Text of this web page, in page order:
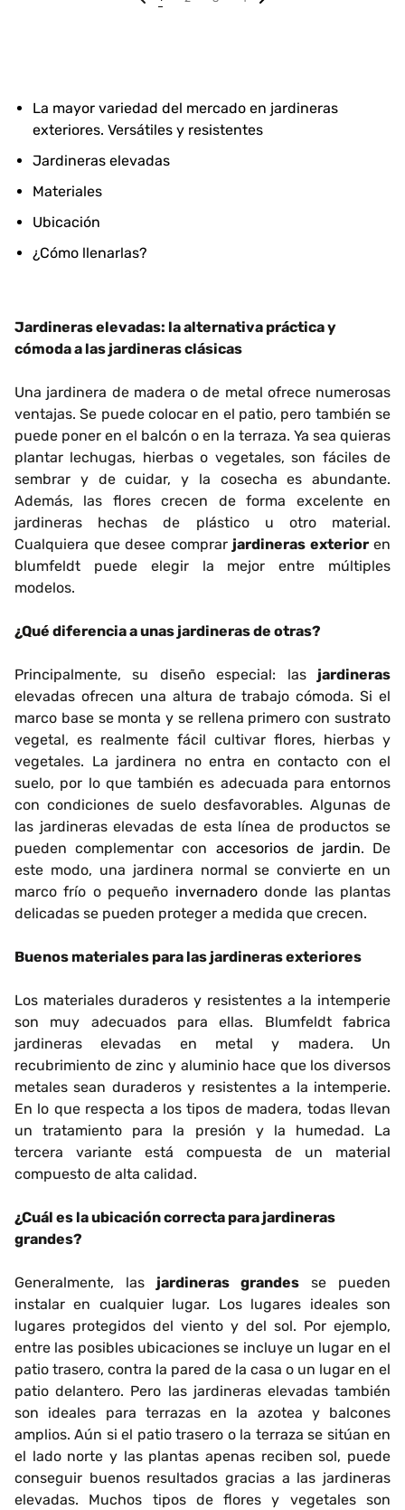
La mayor variedad del mercado en jardineras
exteriores. Versátiles y resistentes
Jardineras elevadas
Materiales
Ubicación
¿Cómo llenarlas?
Jardineras elevadas: la alternativa práctica y
cómoda a las jardineras clásicas
Una jardinera de madera o de metal ofrece numerosas
ventajas. Se puede colocar en el patio, pero también se
puede poner en el balcón o en la terraza. Ya sea quieras
plantar lechugas, hierbas o vegetales, son fáciles de
sembrar y de cuidar, y la cosecha es abundante.
Además, las flores crecen de forma excelente en
jardineras hechas de plástico u otro material.
Cualquiera que desee comprar jardineras exterioren
blumfeldt puede elegir la mejor entre múltiples
modelos.
¿Qué diferencia a unas jardineras de otras?
Principalmente, su diseño especial: las jardineras
elevadas ofrecen una altura de trabajo cómoda. Si el
marco base se monta y se rellena primero con sustrato
vegetal, es realmente fácil cultivar flores, hierbas y
vegetales. La jardinera no entra en contacto con el
suelo, por lo que también es adecuada para entornos
con condiciones de suelo desfavorables. Algunas de
las jardineras elevadas de esta línea de productos se
pueden complementar con accesorios de jardin. De
este modo, una jardinera normal se convierte en un
marco frío o pequeño invernaderodonde las plantas
delicadas se pueden proteger a medida que crecen.
Buenos materiales para las jardineras exteriores
Los materiales duraderos y resistentes a la intemperie
son muy adecuados para ellas. Blumfeldt fabrica
jardineras elevadas en metal y madera. Un
recubrimiento de zinc y aluminio hace que los diversos
metales sean duraderos y resistentes a la intemperie.
En lo que respecta a los tipos de madera, todas llevan
un tratamiento para la presión y la humedad. La
tercera variante está compuesta de un material
compuesto de alta calidad.
¿Cuál es la ubicación correcta para jardineras
grandes?
Generalmente, las jardineras grandes se pueden
instalar en cualquier lugar. Los lugares ideales son
lugares protegidos del viento y del sol. Por ejemplo,
entre las posibles ubicaciones se incluye un lugar en el
patio trasero, contra la pared de la casa o un lugar en el
patio delantero. Pero las jardineras elevadas también
son ideales para terrazas en la azotea y balcones
amplios. Aún si el patio trasero o la terraza se sitúan en
el lado norte y las plantas apenas reciben sol, puede
conseguir buenos resultados gracias a las jardineras
elevadas. Muchos tipos de flores y vegetales son